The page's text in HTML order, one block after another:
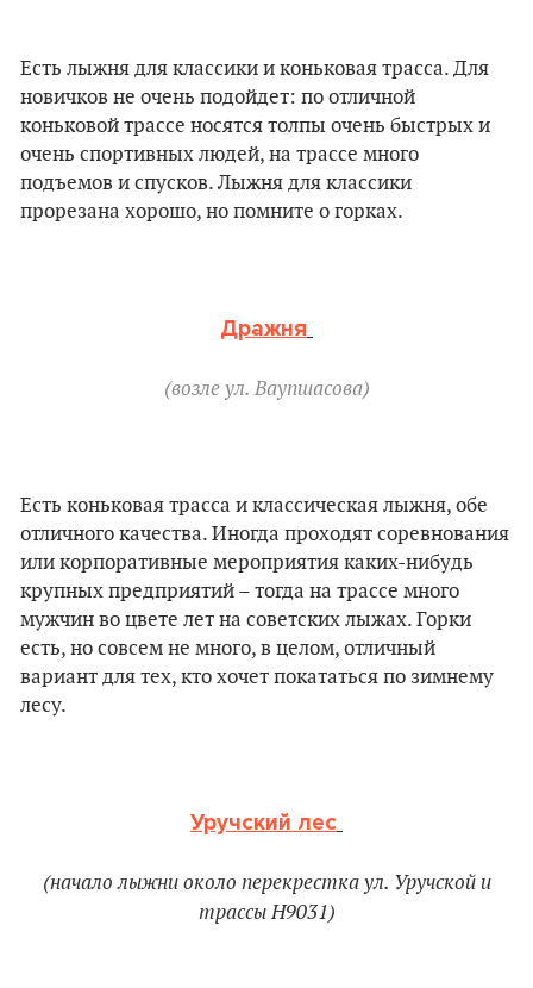
Есть лыжня для классики и коньковая трасса. Для
новичков не очень подойдет: по отличной
коньковой трассе носятся толпы очень быстрых и
очень спортивных людей, на трассе много
подъемов и спусков. Лыжня для классики
прорезана хорошо, но помните о горках.
Дражня
(возле ул. Ваупшасова)
Есть коньковая трасса и классическая лыжня, обе
отличного качества. Иногда проходят соревнования
или корпоративные мероприятия каких-нибудь
крупных предприятий – тогда на трассе много
мужчин во цвете лет на советских лыжах. Горки
есть, но совсем не много, в целом, отличный
вариант для тех, кто хочет покататься по зимнему
лесу.
Уручский лес
(начало лыжни около перекрестка ул. Уручской и
трассы Н9031)